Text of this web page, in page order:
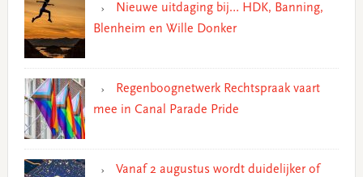
Nieuwe uitdaging bij… HDK, Banning,
Blenheim en Wille Donker
Regenboognetwerk Rechtspraak vaart
mee in Canal Parade Pride
Vanaf 2 augustus wordt duidelijker of